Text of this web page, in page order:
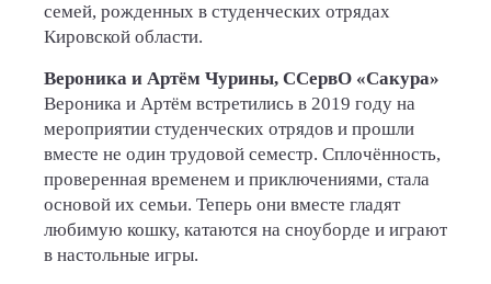
семей, рожденных в студенческих отрядах
Кировской области.
Вероника и Артём Чурины, ССервО «Сакура»
Вероника и Артём встретились в 2019 году на
мероприятии студенческих отрядов и прошли
вместе не один трудовой семестр. Сплочённость,
проверенная временем и приключениями, стала
основой их семьи. Теперь они вместе гладят
любимую кошку, катаются на сноуборде и играют
в настольные игры.